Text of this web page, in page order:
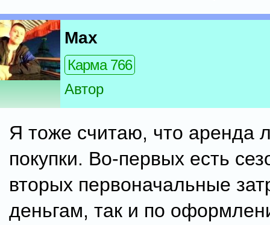
Max
Карма 766
Автор
Я тоже считаю, что аренда
покупки. Во-первых есть
вторых первоначальные
деньгам, так и по